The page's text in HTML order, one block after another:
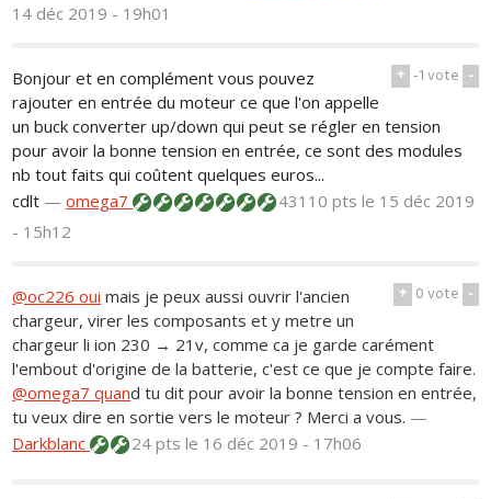
14 déc 2019 - 19h01
+ -1vote -
Bonjour et en complément vous pouvez
rajouter en entrée du moteur ce que l'on appelle
un buck converter up/down qui peut se régler en tension
pour avoir la bonne tension en entrée, ce sont des modules
nb tout faits qui coûtent quelques euros...
cdlt —omega7 43110 ptsle 15 déc 2019
- 15h12
+ 0vote -
@oc226 oui mais je peux aussi ouvrir l'ancien
chargeur, virer les composants et y metre un
chargeur li ion 230 → 21v, comme ca je garde carément
l'embout d'origine de la batterie, c'est ce que je compte faire.
@omega7 quand tu dit pour avoir la bonne tension en entrée,
tu veux dire en sortie vers le moteur ? Merci a vous. —
Darkblanc
24 ptsle 16 déc 2019 - 17h06